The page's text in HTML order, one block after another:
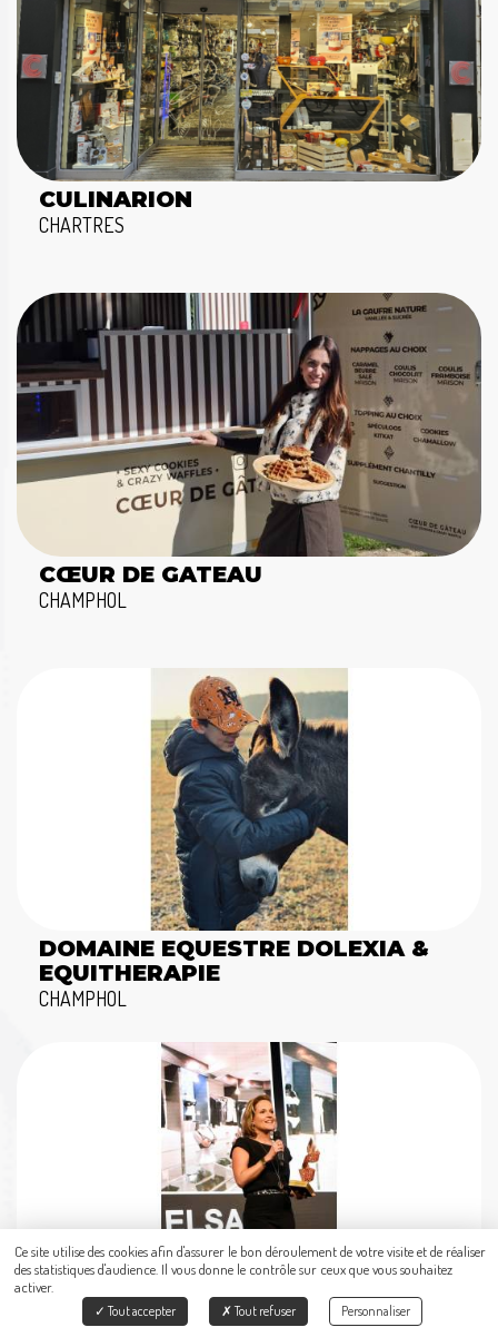
CULINARION
CHARTRES
CŒUR DE GATEAU
CHAMPHOL
DOMAINE EQUESTRE DOLEXIA &
EQUITHERAPIE
CHAMPHOL
ELSA LINGERIE
Ce site utilise des cookies afin d'assurer le bon déroulement de votre visite et de réaliser
des statistiques d'audience. Il vous donne le contrôle sur ceux que vous souhaitez
activer.
Tout accepter Tout refuser Personnaliser